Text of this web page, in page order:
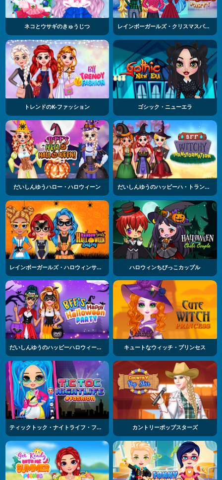
ネコとウサギのきゅうじつ レインボーガールズ・クリスマスパーティー
トレンドのK-ファッション ゴシック・ニューエラ
だいしんゆうハロー・ハロウィーン だいしんゆうのハッピーハ・トランスフォーメーション
レインボーガールズ・ハロウィンサロン ハロウィンちびっこカップル
だいしんゆうのハッピーハロウィーンパーティー キュートなウィッチ・プリンセス
ティックトック・ナイトライフ・ファッション カントリーポップスターズ